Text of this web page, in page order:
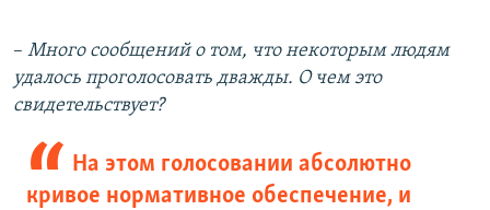
– Много сообщений о том, что некоторым людям
удалось проголосовать дважды. О чем это
свидетельствует?
На этом голосовании абсолютно
кривое нормативное обеспечение, и